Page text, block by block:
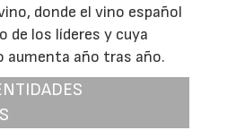
donde el vino español
de los líderes y cuya
aumenta año tras año.